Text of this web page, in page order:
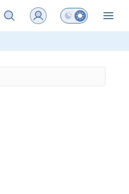
Preklopi barvni